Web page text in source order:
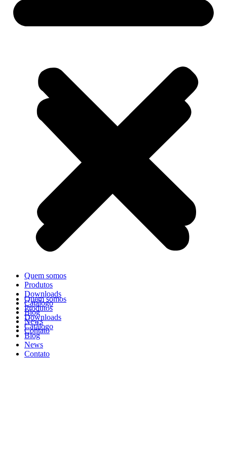
Quem somos
Produtos
Downloads
Catálogo
Blog
News
Contato
Quem somos
Produtos
Downloads
Catálogo
Blog
News
Contato